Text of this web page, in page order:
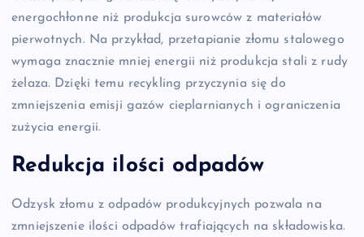
energochłonne niż produkcja surowców z materiałów
pierwotnych. Na przykład, przetapianie złomu stalowego
wymaga znacznie mniej energii niż produkcja stali z rudy
żelaza. Dzięki temu recykling przyczynia się do
zmniejszenia emisji gazów cieplarnianych i ograniczenia
zużycia energii.
Redukcja ilości odpadów
Odzysk złomu z odpadów produkcyjnych pozwala na
zmniejszenie ilości odpadów trafiających na składowiska.